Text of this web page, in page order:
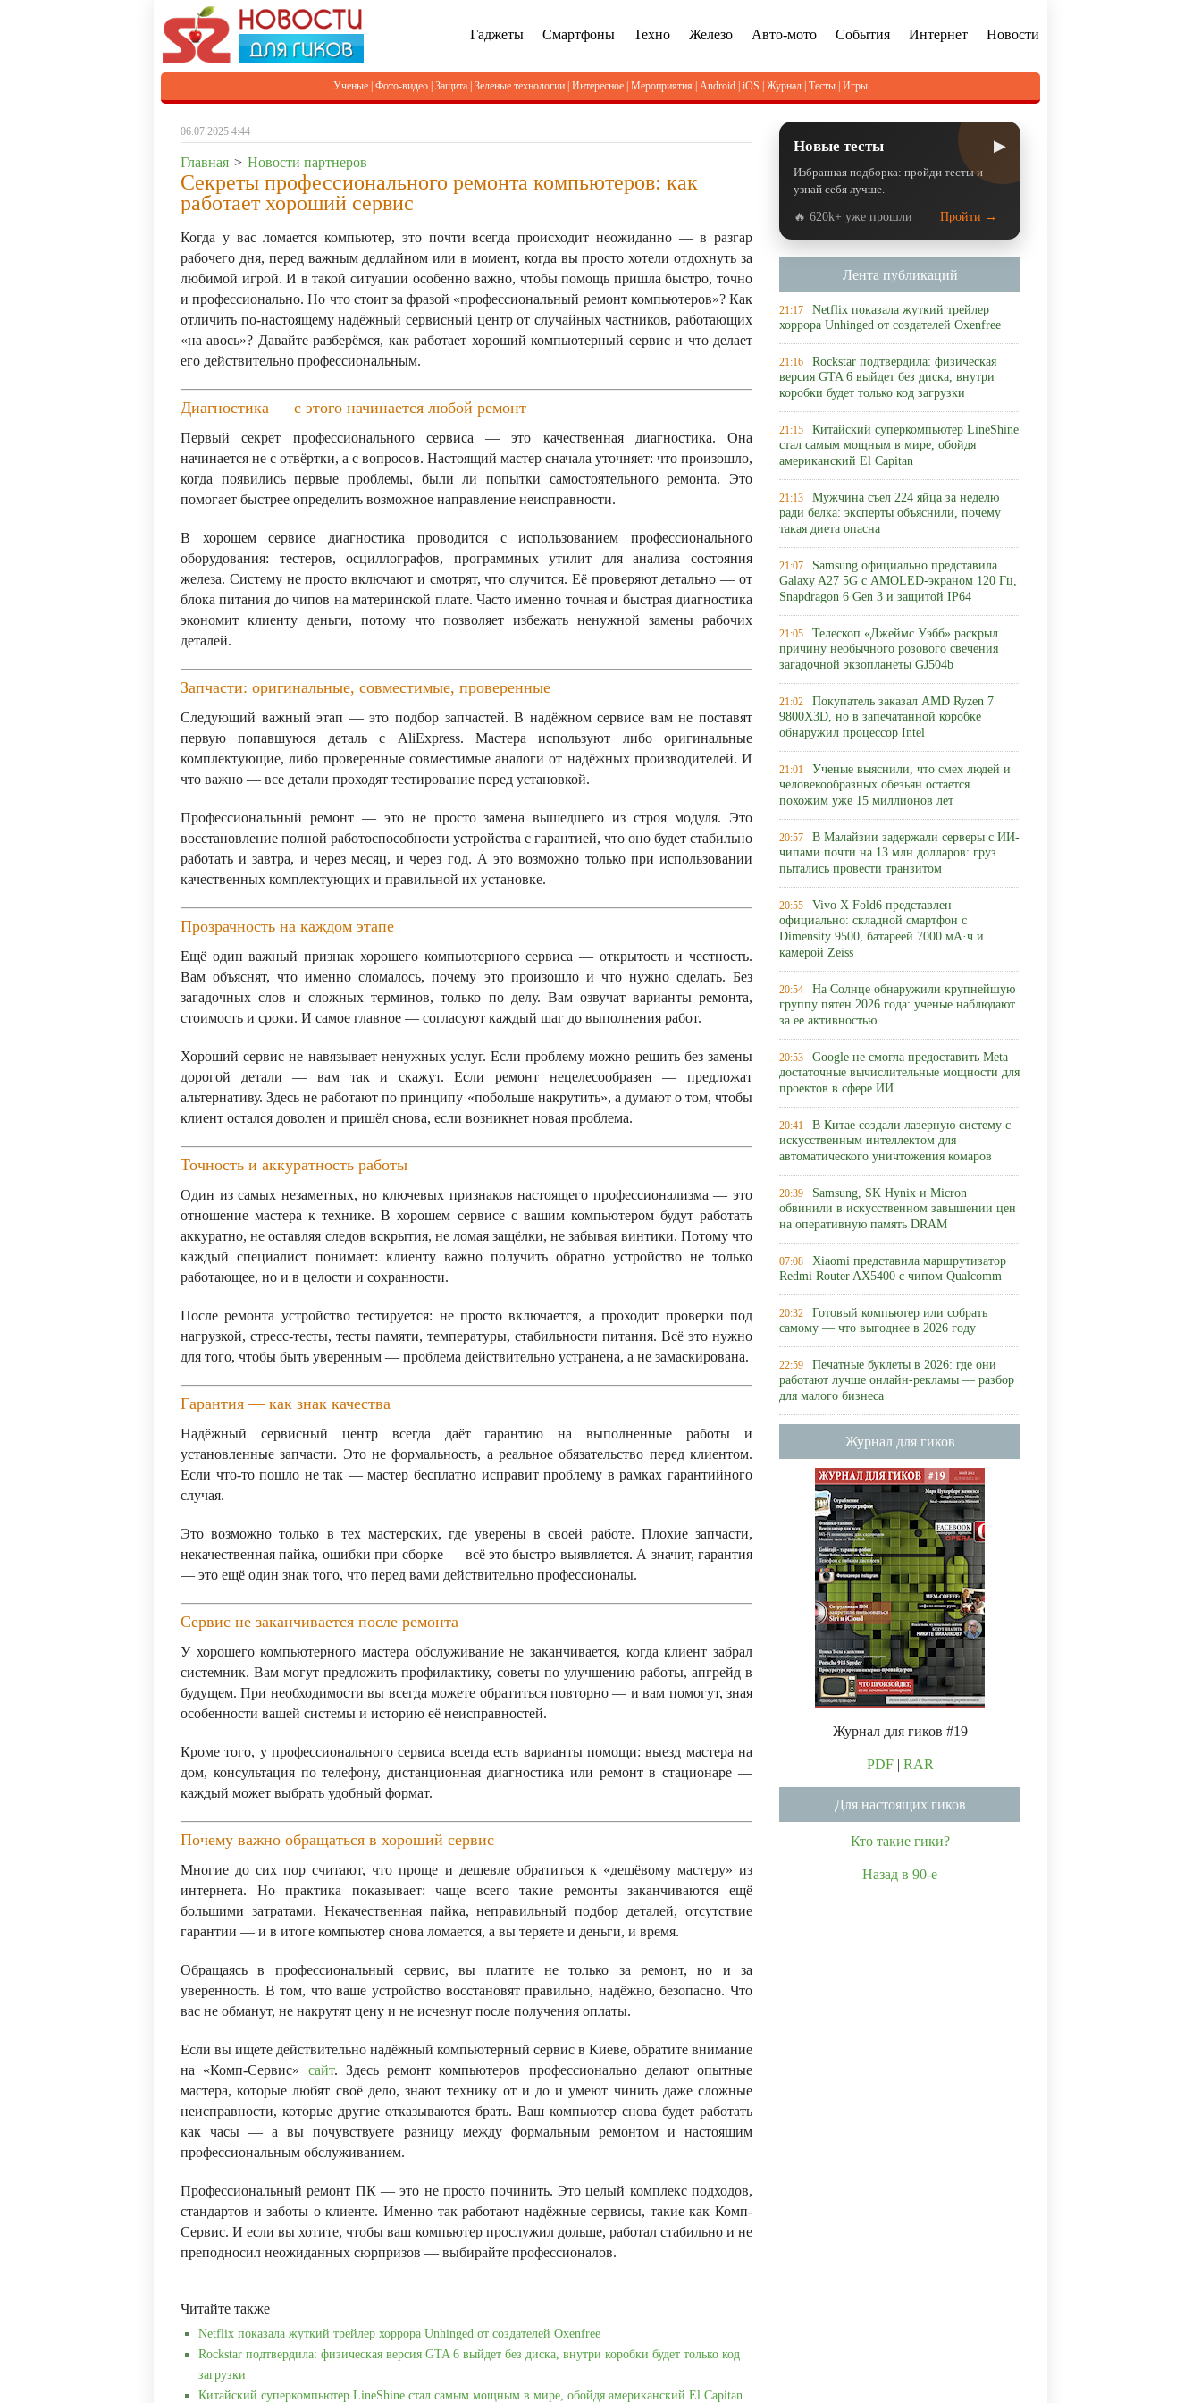
Гаджеты Смартфоны Техно Железо Авто-мото События Интернет Новости
Ученые Фото-видео Защита Зеленые технологии Интересное Мероприятия Android iOS Журнал Тесты Игры
06.07.2025 4:44
Главная > Новости партнеров
Секреты профессионального ремонта компьютеров: как
работает хороший сервис
Когда у вас ломается компьютер, это почти всегда происходит неожиданно — в разгар
рабочего дня, перед важным дедлайном или в момент, когда вы просто хотели отдохнуть за
любимой игрой. И в такой ситуации особенно важно, чтобы помощь пришла быстро, точно
и профессионально. Но что стоит за фразой «профессиональный ремонт компьютеров»? Как
отличить по-настоящему надёжный сервисный центр от случайных частников, работающих
«на авось»? Давайте разберёмся, как работает хороший компьютерный сервис и что делает
его действительно профессиональным.
Диагностика — с этого начинается любой ремонт
Первый секрет профессионального сервиса — это качественная диагностика. Она
начинается не с отвёртки, а с вопросов. Настоящий мастер сначала уточняет: что произошло,
когда появились первые проблемы, были ли попытки самостоятельного ремонта. Это
помогает быстрее определить возможное направление неисправности.
В хорошем сервисе диагностика проводится с использованием профессионального
оборудования: тестеров, осциллографов, программных утилит для анализа состояния
железа. Систему не просто включают и смотрят, что случится. Её проверяют детально — от
блока питания до чипов на материнской плате. Часто именно точная и быстрая диагностика
экономит клиенту деньги, потому что позволяет избежать ненужной замены рабочих
деталей.
Запчасти: оригинальные, совместимые, проверенные
Следующий важный этап — это подбор запчастей. В надёжном сервисе вам не поставят
первую попавшуюся деталь с AliExpress. Мастера используют либо оригинальные
комплектующие, либо проверенные совместимые аналоги от надёжных производителей. И
что важно — все детали проходят тестирование перед установкой.
Профессиональный ремонт — это не просто замена вышедшего из строя модуля. Это
восстановление полной работоспособности устройства с гарантией, что оно будет стабильно
работать и завтра, и через месяц, и через год. А это возможно только при использовании
качественных комплектующих и правильной их установке.
Прозрачность на каждом этапе
Ещё один важный признак хорошего компьютерного сервиса — открытость и честность.
Вам объяснят, что именно сломалось, почему это произошло и что нужно сделать. Без
загадочных слов и сложных терминов, только по делу. Вам озвучат варианты ремонта,
стоимость и сроки. И самое главное — согласуют каждый шаг до выполнения работ.
Хороший сервис не навязывает ненужных услуг. Если проблему можно решить без замены
дорогой детали — вам так и скажут. Если ремонт нецелесообразен — предложат
альтернативу. Здесь не работают по принципу «побольше накрутить», а думают о том, чтобы
клиент остался доволен и пришёл снова, если возникнет новая проблема.
Точность и аккуратность работы
Один из самых незаметных, но ключевых признаков настоящего профессионализма — это
отношение мастера к технике. В хорошем сервисе с вашим компьютером будут работать
аккуратно, не оставляя следов вскрытия, не ломая защёлки, не забывая винтики. Потому что
каждый специалист понимает: клиенту важно получить обратно устройство не только
работающее, но и в целости и сохранности.
После ремонта устройство тестируется: не просто включается, а проходит проверки под
нагрузкой, стресс-тесты, тесты памяти, температуры, стабильности питания. Всё это нужно
для того, чтобы быть уверенным — проблема действительно устранена, а не замаскирована.
Гарантия — как знак качества
Надёжный сервисный центр всегда даёт гарантию на выполненные работы и
установленные запчасти. Это не формальность, а реальное обязательство перед клиентом.
Если что-то пошло не так — мастер бесплатно исправит проблему в рамках гарантийного
случая.
Это возможно только в тех мастерских, где уверены в своей работе. Плохие запчасти,
некачественная пайка, ошибки при сборке — всё это быстро выявляется. А значит, гарантия
— это ещё один знак того, что перед вами действительно профессионалы.
Сервис не заканчивается после ремонта
У хорошего компьютерного мастера обслуживание не заканчивается, когда клиент забрал
системник. Вам могут предложить профилактику, советы по улучшению работы, апгрейд в
будущем. При необходимости вы всегда можете обратиться повторно — и вам помогут, зная
особенности вашей системы и историю её неисправностей.
Кроме того, у профессионального сервиса всегда есть варианты помощи: выезд мастера на
дом, консультация по телефону, дистанционная диагностика или ремонт в стационаре —
каждый может выбрать удобный формат.
Почему важно обращаться в хороший сервис
Многие до сих пор считают, что проще и дешевле обратиться к «дешёвому мастеру» из
интернета. Но практика показывает: чаще всего такие ремонты заканчиваются ещё
большими затратами. Некачественная пайка, неправильный подбор деталей, отсутствие
гарантии — и в итоге компьютер снова ломается, а вы теряете и деньги, и время.
Обращаясь в профессиональный сервис, вы платите не только за ремонт, но и за
уверенность. В том, что ваше устройство восстановят правильно, надёжно, безопасно. Что
вас не обманут, не накрутят цену и не исчезнут после получения оплаты.
Если вы ищете действительно надёжный компьютерный сервис в Киеве, обратите внимание
на «Комп-Сервис» сайт. Здесь ремонт компьютеров профессионально делают опытные
мастера, которые любят своё дело, знают технику от и до и умеют чинить даже сложные
неисправности, которые другие отказываются брать. Ваш компьютер снова будет работать
как часы — а вы почувствуете разницу между формальным ремонтом и настоящим
профессиональным обслуживанием.
Профессиональный ремонт ПК — это не просто починить. Это целый комплекс подходов,
стандартов и заботы о клиенте. Именно так работают надёжные сервисы, такие как Комп-
Сервис. И если вы хотите, чтобы ваш компьютер прослужил дольше, работал стабильно и не
преподносил неожиданных сюрпризов — выбирайте профессионалов.
Читайте также
Netflix показала жуткий трейлер хоррора Unhinged от создателей Oxenfree
Rockstar подтвердила: физическая версия GTA 6 выйдет без диска, внутри коробки будет только код
загрузки
Китайский суперкомпьютер LineShine стал самым мощным в мире, обойдя американский El Capitan
Новые тесты ▶
Избранная подборка: пройди тесты и
узнай себя лучше.
🔥 620k+ уже прошли Пройти →
Лента публикаций
21:17 Netflix показала жуткий трейлер
хоррора Unhinged от создателей Oxenfree
21:16 Rockstar подтвердила: физическая
версия GTA 6 выйдет без диска, внутри
коробки будет только код загрузки
21:15 Китайский суперкомпьютер LineShine
стал самым мощным в мире, обойдя
американский El Capitan
21:13 Мужчина съел 224 яйца за неделю
ради белка: эксперты объяснили, почему
такая диета опасна
21:07 Samsung официально представила
Galaxy A27 5G с AMOLED-экраном 120 Гц,
Snapdragon 6 Gen 3 и защитой IP64
21:05 Телескоп «Джеймс Уэбб» раскрыл
причину необычного розового свечения
загадочной экзопланеты GJ504b
21:02 Покупатель заказал AMD Ryzen 7
9800X3D, но в запечатанной коробке
обнаружил процессор Intel
21:01 Ученые выяснили, что смех людей и
человекообразных обезьян остается
похожим уже 15 миллионов лет
20:57 В Малайзии задержали серверы с ИИ-
чипами почти на 13 млн долларов: груз
пытались провести транзитом
20:55 Vivo X Fold6 представлен
официально: складной смартфон с
Dimensity 9500, батареей 7000 мА·ч и
камерой Zeiss
20:54 На Солнце обнаружили крупнейшую
группу пятен 2026 года: ученые наблюдают
за ее активностью
20:53 Google не смогла предоставить Meta
достаточные вычислительные мощности для
проектов в сфере ИИ
20:41 В Китае создали лазерную систему с
искусственным интеллектом для
автоматического уничтожения комаров
20:39 Samsung, SK Hynix и Micron
обвинили в искусственном завышении цен
на оперативную память DRAM
07:08 Xiaomi представила маршрутизатор
Redmi Router AX5400 с чипом Qualcomm
20:32 Готовый компьютер или собрать
самому — что выгоднее в 2026 году
22:59 Печатные буклеты в 2026: где они
работают лучше онлайн-рекламы — разбор
для малого бизнеса
Журнал для гиков
Журнал для гиков #19
PDF| RAR
Для настоящих гиков
Кто такие гики?
Назад в 90-е